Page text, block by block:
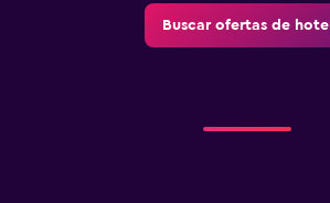
Buscar ofertas de hotel